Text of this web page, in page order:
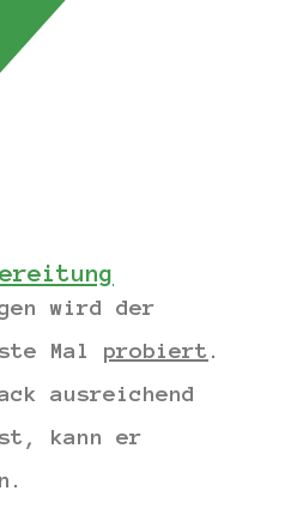
wird der
Mal probiert .
ausreichend
kann er